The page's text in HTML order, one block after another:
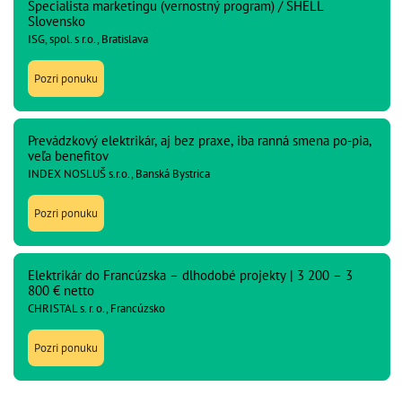
Špecialista marketingu (vernostný program) / SHELL
Slovensko
ISG, spol. s r.o., Bratislava
Pozri ponuku
Prevádzkový elektrikár, aj bez praxe, iba ranná smena po-pia,
veľa benefitov
INDEX NOSLUŠ s.r.o., Banská Bystrica
Pozri ponuku
Elektrikár do Francúzska – dlhodobé projekty | 3 200 – 3
800 € netto
CHRISTAL s. r. o., Francúzsko
Pozri ponuku